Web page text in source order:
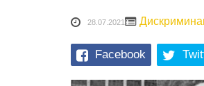
28.07.2021
Facebook